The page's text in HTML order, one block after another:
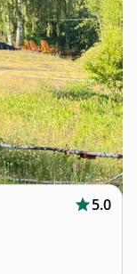
5.0